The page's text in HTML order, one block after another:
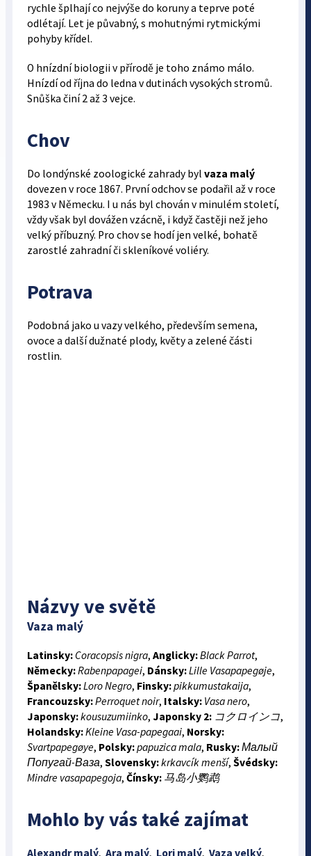
rychle šplhají co nejvýše do koruny a teprve poté
odlétají. Let je půvabný, s mohutnými rytmickými
pohyby křídel.
O hnízdní biologii v přírodě je toho známo málo.
Hnízdí od října do ledna v dutinách vysokých stromů.
Snůška činí 2 až 3 vejce.
Chov
Do londýnské zoologické zahrady byl vaza malý
dovezen v roce 1867. První odchov se podařil až v roce
1983 v Německu. I u nás byl chován v minulém století,
vždy však byl dovážen vzácně, i když častěji než jeho
velký příbuzný. Pro chov se hodí jen velké, bohatě
zarostlé zahradní či skleníkové voliéry.
Potrava
Podobná jako u vazy velkého, především semena,
ovoce a další dužnaté plody, květy a zelené části
rostlin.
Názvy ve světě
Vaza malý
Latinsky: Coracopsis nigra, Anglicky:Black Parrot,
Německy:Rabenpapagei, Dánsky:Lille Vasapapegøje,
Španělsky:Loro Negro, Finsky:pikkumustakaija,
Francouzsky:Perroquet noir, Italsky: Vasa nero,
Japonsky:kousuzumiinko, Japonsky 2: コクロインコ,
Holandsky:Kleine Vasa-papegaai, Norsky:
Svartpapegøye, Polsky:papuzica mala, Rusky:Малый
Попугай-Ваза, Slovensky:krkavcík menší, Švédsky:
Mindre vasapapegoja, Čínsky: 马岛小鹦鹉
Mohlo by vás také zajímat
Alexandr malý, Ara malý, Lori malý, Vaza velký,